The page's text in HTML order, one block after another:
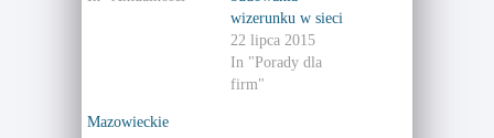
e
wizerunku w sieci
22 lipca 2015
In "Porady dla
firm"
Mazowieckie